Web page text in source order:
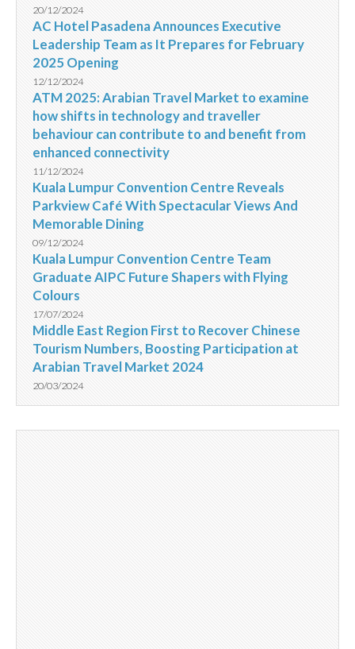
20/12/2024
AC Hotel Pasadena Announces Executive
Leadership Team as It Prepares for February
2025 Opening
12/12/2024
ATM 2025: Arabian Travel Market to examine
how shifts in technology and traveller
behaviour can contribute to and benefit from
enhanced connectivity
11/12/2024
Kuala Lumpur Convention Centre Reveals
Parkview Café With Spectacular Views And
Memorable Dining
09/12/2024
Kuala Lumpur Convention Centre Team
Graduate AIPC Future Shapers with Flying
Colours
17/07/2024
Middle East Region First to Recover Chinese
Tourism Numbers, Boosting Participation at
Arabian Travel Market 2024
20/03/2024